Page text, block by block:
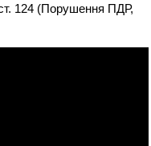
124 (Порушення ПДР,